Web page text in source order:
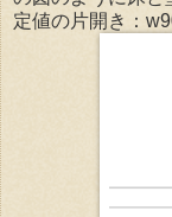
定値の片開き：